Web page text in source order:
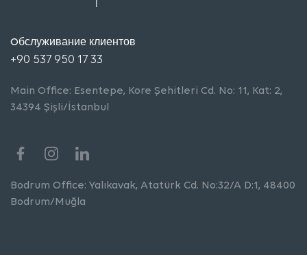
Oбслуживание клиентов
+90 537 950 17 33
Main Office: Esentepe, Kore Şehitleri Cd. No: 11, Kat: 2,
34394 Şişli/İstanbul
Bodrum Office: Yalıkavak, Atatürk Cd. No:32/A D:1, 48400
Bodrum/Muğla